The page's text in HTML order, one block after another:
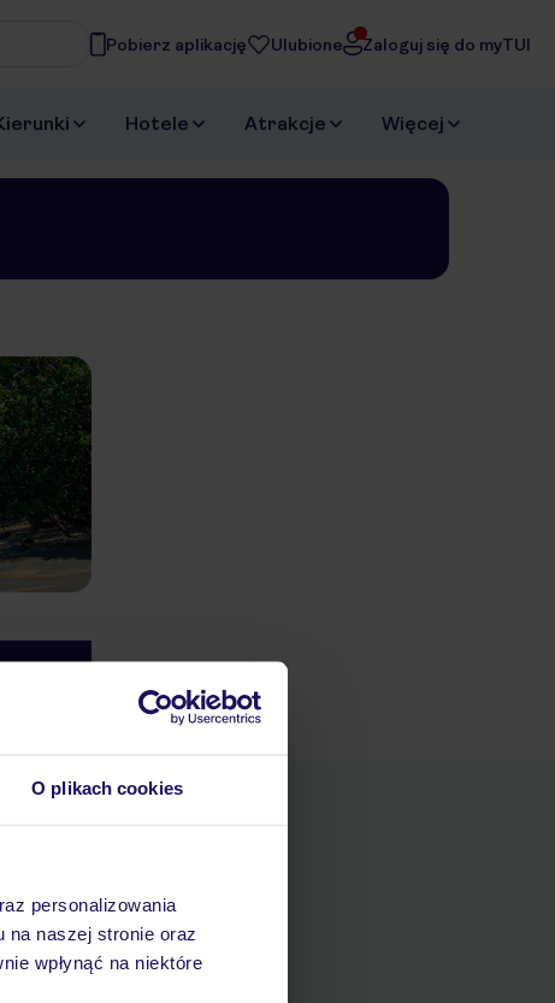
O plikach cookies
personalizowania
naszej stronie oraz
wpłynąć na niektóre
Pobierz aplikację Ulubione Zaloguj się do myTUI
Hotele Atrakcje Więcej
rezerwacji w myTUI